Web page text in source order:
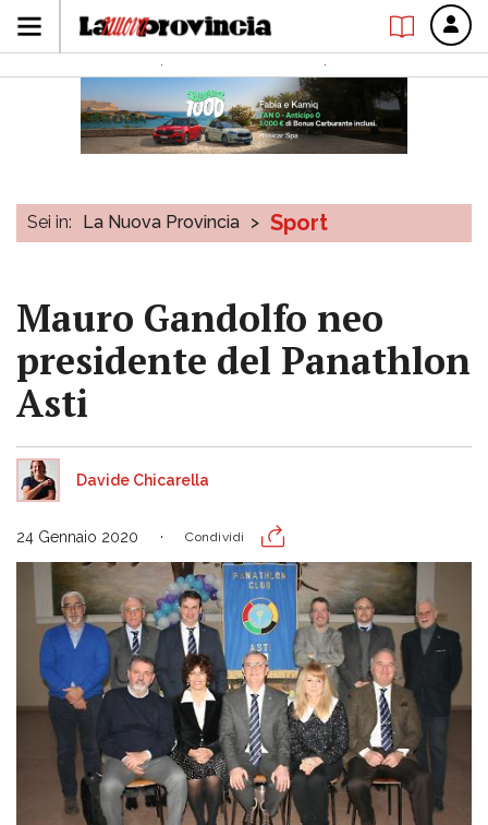
Sei in: La Nuova Provincia > Sport
Mauro Gandolfo neo
presidente del Panathlon
Asti
Davide Chicarella
24 Gennaio 2020 Condividi